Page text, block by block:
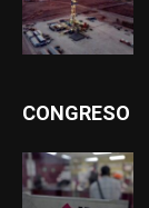
CONGRESO